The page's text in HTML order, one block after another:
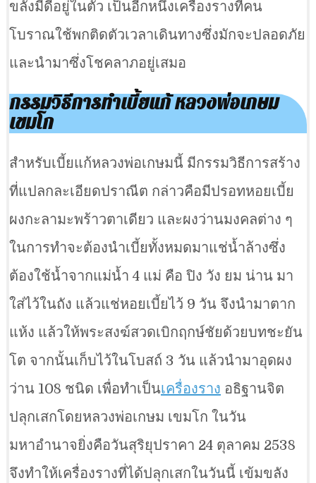
ขลังมีดีอยู่ในตัว เป็นอีกหนึ่งเครื่องรางที่คน
โบราณใช้พกติดตัวเวลาเดินทางซึ่งมักจะปลอดภัย
และนำมาซึ่งโชคลาภอยู่เสมอ
กรรมวิธีการทำเบี้ยแก้ หลวงพ่อเกษม
เขมโก
สำหรับเบี้ยแก้หลวงพ่อเกษมนี้ มีกรรมวิธีการสร้าง
ที่แปลกละเอียดปราณีต กล่าวคือมีปรอทหอยเบี้ย
ผงกะลามะพร้าวตาเดียว และผงว่านมงคลต่าง ๆ
ในการทำจะต้องนำเบี้ยทั้งหมดมาแช่น้ำล้างซึ่ง
ต้องใช้น้ำจากแม่น้ำ 4 แม่ คือ ปิง วัง ยม น่าน มา
ใส่ไว้ในถัง แล้วแช่หอยเบี้ยไว้ 9 วัน จึงนำมาตาก
แห้ง แล้วให้พระสงฆ์สวดเบิกฤกษ์ชัยด้วยบทชะยัน
โต จากนั้นเก็บไว้ในโบสถ์ 3 วัน แล้วนำมาอุดผง
ว่าน 108 ชนิด เพื่อทำเป็นเครื่องราง อธิฐานจิต
ปลุกเสกโดยหลวงพ่อเกษม เขมโก ในวัน
มหาอำนาจยิ่งคือวันสุริยุปราคา 24 ตุลาคม 2538
จึงทำให้เครื่องรางที่ได้ปลุกเสกในวันนี้ เข้มขลัง